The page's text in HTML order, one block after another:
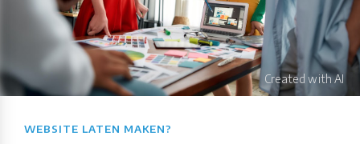
WEBSITE LATEN MAKEN?​​​​​​​​​​​​​​